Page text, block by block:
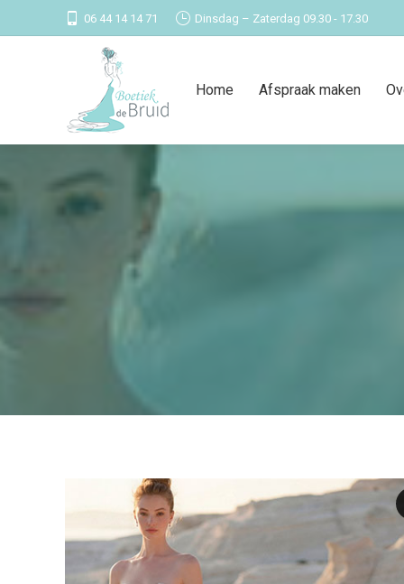
06 44 14 14 71 Dinsdag – Zaterdag 09.30 - 17.30
Home Afspraak maken